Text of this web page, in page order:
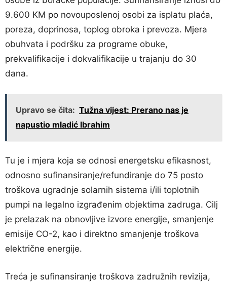
9.600 KM po novouposlenoj osobi za isplatu plaća,
poreza, doprinosa, toplog obroka i prevoza. Mjera
obuhvata i podršku za programe obuke,
prekvalifikacije i dokvalifikacije u trajanju do 30
dana.
Upravo se čita: Tužna vijest: Prerano nas je
napustio mladić Ibrahim
Tu je i mjera koja se odnosi energetsku efikasnost,
odnosno sufinansiranje/refundiranje do 75 posto
troškova ugradnje solarnih sistema i/ili toplotnih
pumpi na legalno izgrađenim objektima zadruga. Cilj
je prelazak na obnovljive izvore energije, smanjenje
emisije CO-2, kao i direktno smanjenje troškova
električne energije.
Treća je sufinansiranje troškova zadružnih revizija,